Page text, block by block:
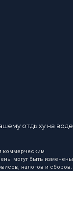
отдыху на воде
коммерческим
могут быть изменены
налогов и сборов.